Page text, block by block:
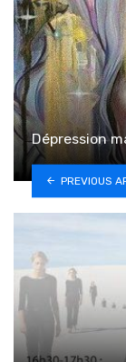
Dépression
PREVIOUS